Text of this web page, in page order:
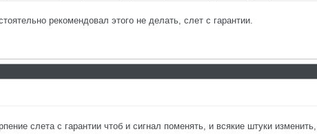
рекомендовал этого не делать, слет с гарантии.
слета с гарантии чтоб и сигнал поменять, и всякие штуки